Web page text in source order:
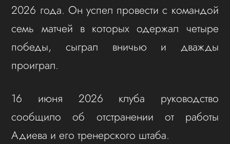
2026 года. Он успел провести с командой
семь матчей в которых одержал четыре
победы, сыграл вничью и дважды
проиграл.
16 июня 2026 клуба руководство
сообщило об отстранении от работы
Адиева и его тренерского штаба.